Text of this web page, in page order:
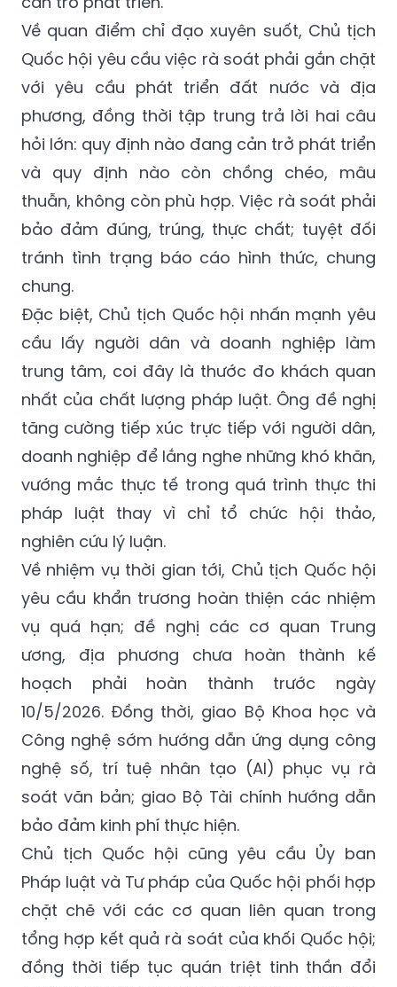
Quốc hội yêu cầu việc rà soát phải gắn chặt
với yêu cầu phát triển đất nước và địa
phương, đồng thời tập trung trả lời hai câu
hỏi lớn: quy định nào đang cản trở phát triển
và quy định nào còn chồng chéo, mâu
thuẫn, không còn phù hợp. Việc rà soát phải
bảo đảm đúng, trúng, thực chất; tuyệt đối
tránh tình trạng báo cáo hình thức, chung
chung.
Đặc biệt, Chủ tịch Quốc hội nhấn mạnh yêu
cầu lấy người dân và doanh nghiệp làm
trung tâm, coi đây là thước đo khách quan
nhất của chất lượng pháp luật. Ông đề nghị
tăng cường tiếp xúc trực tiếp với người dân,
doanh nghiệp để lắng nghe những khó khăn,
vướng mắc thực tế trong quá trình thực thi
pháp luật thay vì chỉ tổ chức hội thảo,
nghiên cứu lý luận.
Về nhiệm vụ thời gian tới, Chủ tịch Quốc hội
yêu cầu khẩn trương hoàn thiện các nhiệm
vụ quá hạn; đề nghị các cơ quan Trung
ương, địa phương chưa hoàn thành kế
hoạch phải hoàn thành trước ngày
10/5/2026. Đồng thời, giao Bộ Khoa học và
Công nghệ sớm hướng dẫn ứng dụng công
nghệ số, trí tuệ nhân tạo (AI) phục vụ rà
soát văn bản; giao Bộ Tài chính hướng dẫn
bảo đảm kinh phí thực hiện.
Chủ tịch Quốc hội cũng yêu cầu Ủy ban
Pháp luật và Tư pháp của Quốc hội phối hợp
chặt chẽ với các cơ quan liên quan trong
tổng hợp kết quả rà soát của khối Quốc hội;
đồng thời tiếp tục quán triệt tinh thần đổi
mới tư duy xây dựng pháp luật theo chỉ đạo
của Tổng Bí thư và các nghị quyết của Đảng.